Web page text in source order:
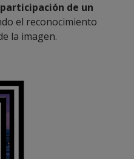
de un
el reconocimiento
la imagen.